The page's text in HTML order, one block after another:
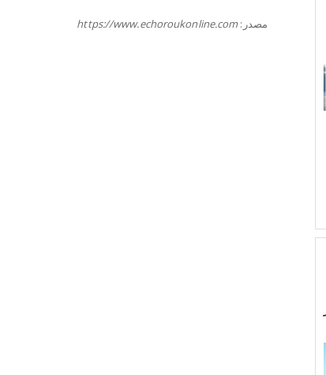
مصدر:https://www.echoroukonline.com